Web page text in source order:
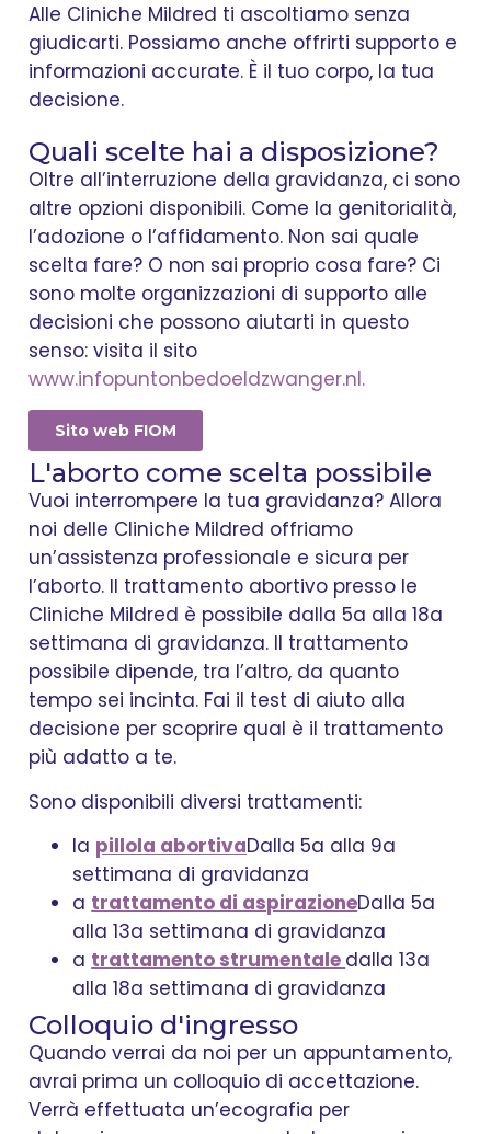
Alle Cliniche Mildred ti ascoltiamo senza
giudicarti. Possiamo anche offrirti supporto e
informazioni accurate. È il tuo corpo, la tua
decisione.
Quali scelte hai a disposizione?
Oltre all’interruzione della gravidanza, ci sono
altre opzioni disponibili. Come la genitorialità,
l’adozione o l’affidamento. Non sai quale
scelta fare? O non sai proprio cosa fare? Ci
sono molte organizzazioni di supporto alle
decisioni che possono aiutarti in questo
senso: visita il sito
www.infopuntonbedoeldzwanger.nl.
Sito web FIOM
L'aborto come scelta possibile
Vuoi interrompere la tua gravidanza? Allora
noi delle Cliniche Mildred offriamo
un’assistenza professionale e sicura per
l’aborto. Il trattamento abortivo presso le
Cliniche Mildred è possibile dalla 5a alla 18a
settimana di gravidanza. Il trattamento
possibile dipende, tra l’altro, da quanto
tempo sei incinta. Fai il test di aiuto alla
decisione per scoprire qual è il trattamento
più adatto a te.
Sono disponibili diversi trattamenti:
la pillola abortivaDalla 5a alla 9a
settimana di gravidanza
a trattamento di aspirazioneDalla 5a
alla 13a settimana di gravidanza
a trattamento strumentale dalla 13a
alla 18a settimana di gravidanza
Colloquio d'ingresso
Quando verrai da noi per un appuntamento,
avrai prima un colloquio di accettazione.
Verrà effettuata un’ecografia per